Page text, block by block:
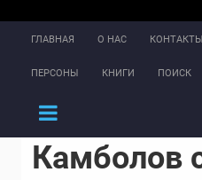
ГЛАВНАЯ О НАС КОНТАКТЫ
ПЕРСОНЫ КНИГИ ПОИСК
Камболов